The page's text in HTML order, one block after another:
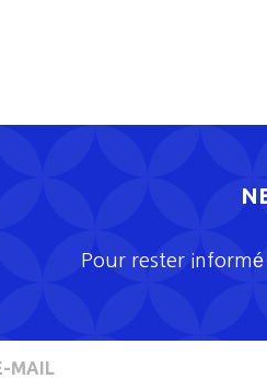
Pour rester informé